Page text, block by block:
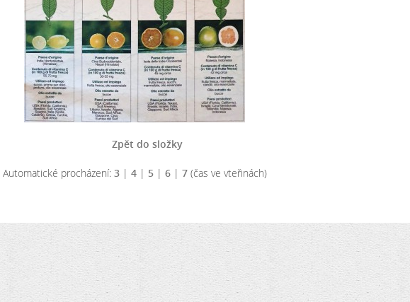
Zpět do složky
Automatické procházení: 3| 4| 5| 6| 7(čas ve vteřinách)